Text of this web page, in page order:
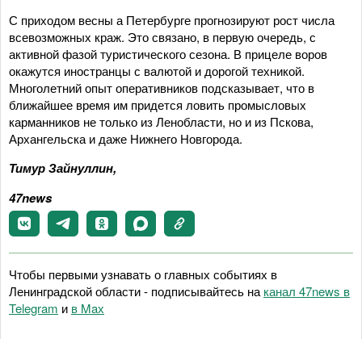
С приходом весны а Петербурге прогнозируют рост числа
всевозможных краж. Это связано, в первую очередь, с
активной фазой туристического сезона. В прицеле воров
окажутся иностранцы с валютой и дорогой техникой.
Многолетний опыт оперативников подсказывает, что в
ближайшее время им придется ловить промысловых
карманников не только из Ленобласти, но и из Пскова,
Архангельска и даже Нижнего Новгорода.
Тимур Зайнуллин,
47news
Чтобы первыми узнавать о главных событиях в
Ленинградской области - подписывайтесь на канал 47news в
Telegram и в Maх